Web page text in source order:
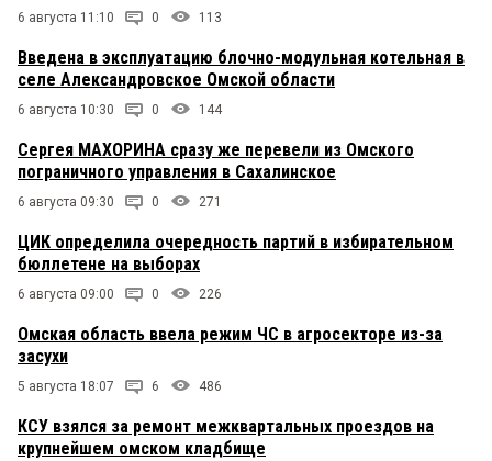
6 августа 11:10 0 113
Введена в эксплуатацию блочно-модульная котельная в
селе Александровское Омской области
6 августа 10:30 0 144
Сергея МАХОРИНА сразу же перевели из Омского
пограничного управления в Сахалинское
6 августа 09:30 0 271
ЦИК определила очередность партий в избирательном
бюллетене на выборах
6 августа 09:00 0 226
Омская область ввела режим ЧС в агросекторе из-за
засухи
5 августа 18:07 6 486
КСУ взялся за ремонт межквартальных проездов на
крупнейшем омском кладбище